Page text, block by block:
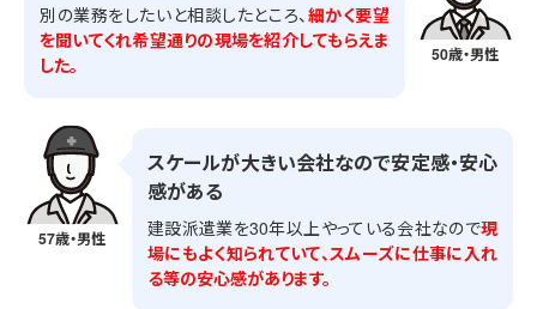
50歳・男性
別の業務をしたいと相談したところ、 細かく要望
を聞いてくれ希望通りの現場を紹介してもらえま
した。
57歳・男性
スケールが大きい会社なので安定感・安心
感がある
建設派遣業を30年以上やっている会社なので現
場にもよく知られていて、スムーズに仕事に入れ
る等の安心感があります。